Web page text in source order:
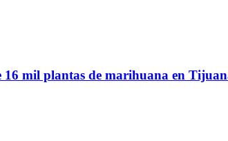
16 mil plantas de marihuana en